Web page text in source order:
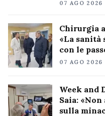
07 AGO 2026
Chirurgia
«La sanità
con le
07 AGO 2026
Week and
Saia:
sulla